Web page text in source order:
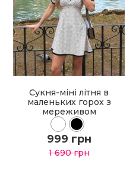
Сукня-міні літня в
маленьких горох з
мереживом
999 грн
1 690 грн